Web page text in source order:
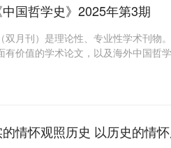
国哲学史》2025年第3期
双月刊）是理论性、专业性学术刊
有价值的学术论文，以及海外中国哲
情怀观照历史 以历史的情